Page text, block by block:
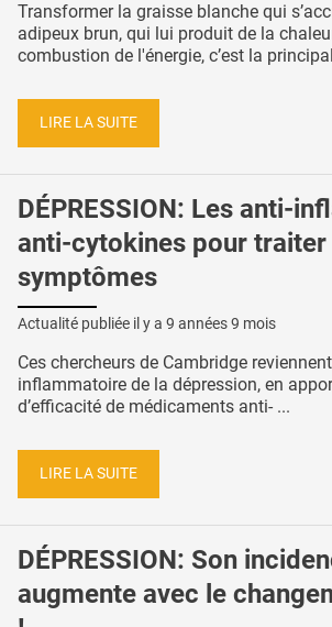
Transformer la graisse blanche qui
adipeux brun, qui lui produit de la
combustion de l'énergie, c’est la
LIRE LA SUITE
DÉPRESSION: Les anti-
anti-cytokines pour traiter
symptômes
Actualité publiée il y a 9 années 9 mois
Ces chercheurs de Cambridge
inflammatoire de la dépression, en
d’efficacité de médicaments anti- ...
LIRE LA SUITE
DÉPRESSION: Son
augmente avec le